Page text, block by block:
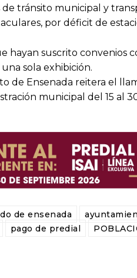
de tránsito municipal y
por déficit de
hayan suscrito
sola exhibición.
de Ensenada reitera el
municipal del 15 al
de ensenada
pago de predial